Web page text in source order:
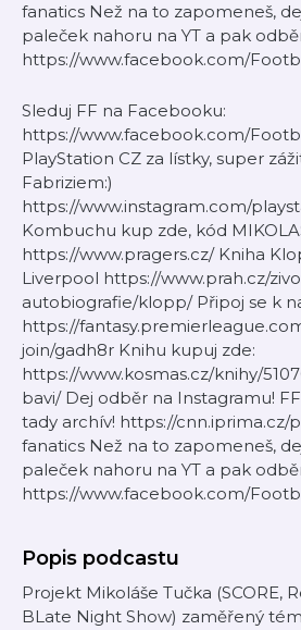
fanatics Než na to zapomeneš,
paleček nahoru na YT a pak
https://www.facebook.com/
Sleduj FF na Facebooku:
https://www.facebook.com/
PlayStation CZ za lístky, super
Fabriziem:)
https://www.instagram.com/
Kombuchu kup zde, kód
https://www.pragers.cz/ Kniha
Liverpool https://www.prah.cz/
autobiografie/klopp/ Připoj se k
https://
join/gadh8r Knihu kupuj zde:
https://www.kosmas.cz/knihy/
bavi/ Dej odběr na Instagramu!
tady archív! https://cnn.iprima.cz/
fanatics Než na to zapomeneš,
paleček nahoru na YT a pak
https://www.facebook.com/
Popis podcastu
Projekt Mikoláše Tučka (SCORE,
BLate Night Show) zaměřený